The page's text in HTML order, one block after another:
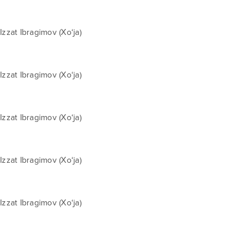
Izzat Ibragimov (Xo‘ja)
Izzat Ibragimov (Xo‘ja)
Izzat Ibragimov (Xo‘ja)
Izzat Ibragimov (Xo‘ja)
Izzat Ibragimov (Xo‘ja)